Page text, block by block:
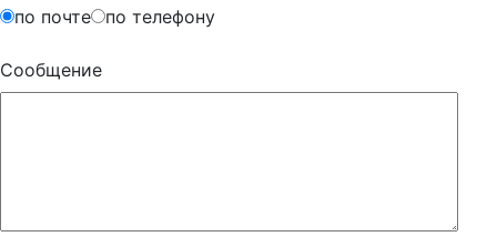
по почте
по телефону
Сообщение